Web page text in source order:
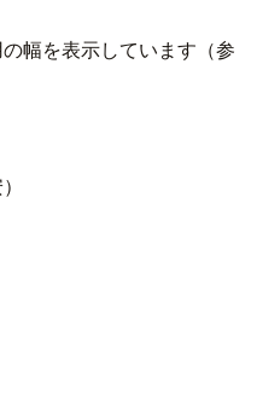
幅を表示しています（参